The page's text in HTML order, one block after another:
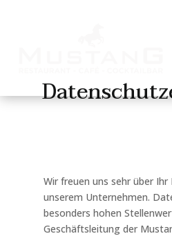
Wir freuen uns sehr über Ihr
unserem Unternehmen.
besonders hohen
Geschäftsleitung der